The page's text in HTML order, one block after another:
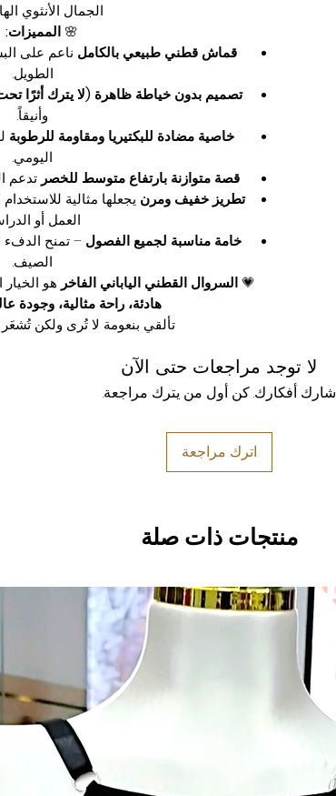
الجمال الأنثوي
🌸 المميزات:
قماش قطني طبيعي بالكامل ناعم على
الطويل.
تصميم بدون خياطة ظاهرة (لا يترك أثرًا
وأنيقاً.
خاصية مضادة للبكتيريا ومقاومة للرطوبة
اليومي.
قصة متوازنة بارتفاع متوسط للخصر تدعم
تطريز خفيف ومرن يجعلها مثالية
العمل أو
خامة مناسبة لجميع الفصول – تمنح الدفء
الصيف.
💗السروال القطني الياباني الفاخر هو
هادئة، راحة مثالية، وجودة
تألقي بنعومة لا تُرى ولكن
لا توجد مراجعات حتى الآن
شارك أفكارك. كن أول من يترك مراجعة.
اترك مراجعة
منتجات ذات صلة